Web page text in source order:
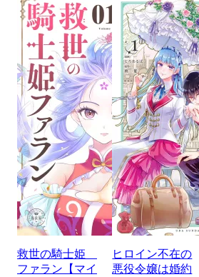
救世の騎士姫
ファラン【マイ
ヒロイン不在の
悪役令嬢は婚約